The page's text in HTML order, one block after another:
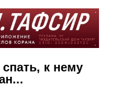
к нему